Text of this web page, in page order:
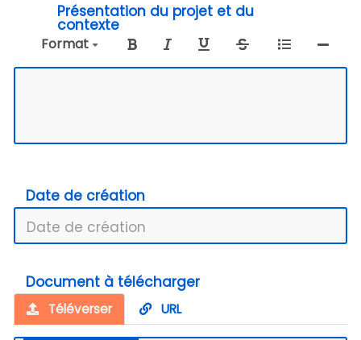
Présentation du projet et du
contexte
Format
Date de création
Document à télécharger
Téléverser URL